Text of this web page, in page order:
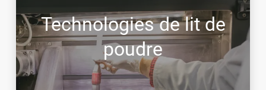
Technologies de lit de
poudre